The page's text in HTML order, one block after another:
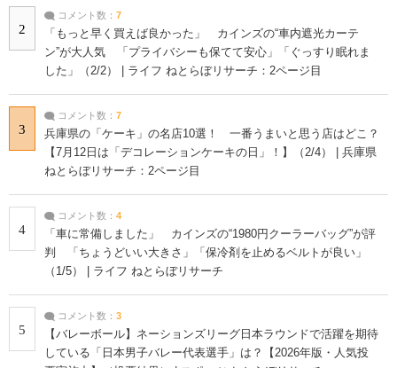
2
コメント数： 7
「もっと早く買えば良かった」 カインズの“車内遮光カーテ
ン”が大人気 「プライバシーも保てて安心」「ぐっすり眠れま
した」（2/2） | ライフ ねとらぼリサーチ：2ページ目
3
コメント数： 7
兵庫県の「ケーキ」の名店10選！ 一番うまいと思う店はどこ？
【7月12日は「デコレーションケーキの日」！】（2/4） | 兵庫県
ねとらぼリサーチ：2ページ目
4
コメント数： 4
「車に常備しました」 カインズの“1980円クーラーバッグ”が評
判 「ちょうどいい大きさ」「保冷剤を止めるベルトが良い」
（1/5） | ライフ ねとらぼリサーチ
5
コメント数： 3
【バレーボール】ネーションズリーグ日本ラウンドで活躍を期待
している「日本男子バレー代表選手」は？【2026年版・人気投